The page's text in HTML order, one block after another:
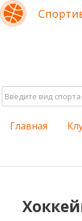
Главная